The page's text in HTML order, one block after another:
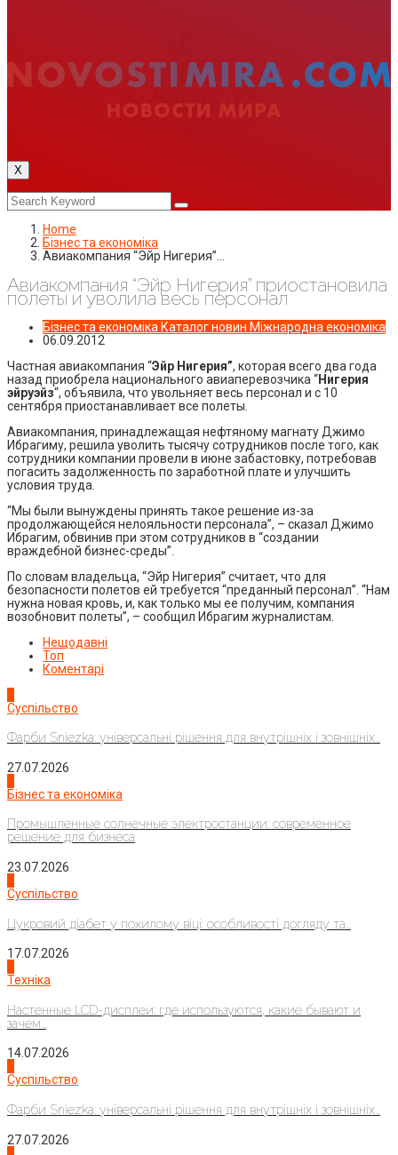
X
Home
Бізнес та економіка
Авиакомпания “Эйр Нигерия”…
Авиакомпания “Эйр Нигерия” приостановила
полеты и уволила весь персонал
Бізнес та економіка Каталог новин Міжнародна економіка
06.09.2012
Частная авиакомпания “Эйр Нигерия”, которая всего два года
назад приобрела национального авиаперевозчика “Нигерия
эйруэйз“, объявила, что увольняет весь персонал и с 10
сентября приостанавливает все полеты.
Авиакомпания, принадлежащая нефтяному магнату Джимо
Ибрагиму, решила уволить тысячу сотрудников после того, как
сотрудники компании провели в июне забастовку, потребовав
погасить задолженность по заработной плате и улучшить
условия труда.
“Мы были вынуждены принять такое решение из-за
продолжающейся нелояльности персонала”, – сказал Джимо
Ибрагим, обвинив при этом сотрудников в “создании
враждебной бизнес-среды”.
По словам владельца, “Эйр Нигерия” считает, что для
безопасности полетов ей требуется “преданный персонал”. “Нам
нужна новая кровь, и, как только мы ее получим, компания
возобновит полеты”, – сообщил Ибрагим журналистам.
Нещодавні
Топ
Коментарі
Суспільство
Фарби Sniezka: універсальні рішення для внутрішніх і зовнішніх...
27.07.2026
Бізнес та економіка
Промышленные солнечные электростанции: современное
решение для бизнеса
23.07.2026
Суспільство
Цукровий діабет у похилому віці: особливості догляду та...
17.07.2026
Техніка
Настенные LCD-дисплеи: где используются, какие бывают и
зачем...
14.07.2026
Суспільство
Фарби Sniezka: універсальні рішення для внутрішніх і зовнішніх...
27.07.2026